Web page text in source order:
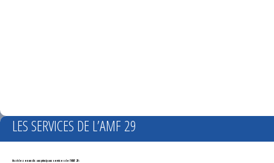
LES SERVICES DE L’AMF 29
Accédez en un clic aux principaux services de l'AMF 29 :